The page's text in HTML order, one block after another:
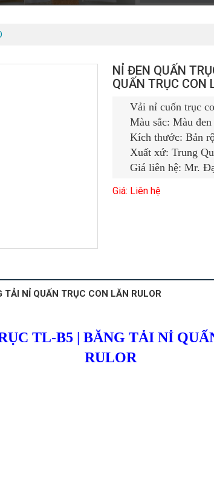
NỈ ĐEN QUẤN
QUẤN TRỤC CON
Vải nỉ cuốn trục
Màu sắc: Màu đen
Kích thước: Bản
Xuất xứ: Trung
Giá liên hệ:Mr.
Giá: Liên hệ
NỈ QUẤN TRỤC CON LĂN RULOR
TL-B5 | BĂNG TẢI NỈ
RULOR